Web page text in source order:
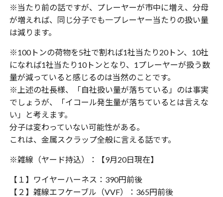
※当たり前の話ですが、プレーヤーが市中に増え、分母
が増えれば、同じ分子でも一プレーヤー当たりの扱い量
は減ります。
※100トンの荷物を5社で割れば1社当たり20トン、10社
になれば1社当たり10トンとなり、1プレーヤーが扱う数
量が減っていると感じるのは当然のことです。
※上述の社長様、「自社扱い量が落ちている」のは事実
でしょうが、「イコール発生量が落ちているとは言えな
い」と考えます。
分子は変わっていない可能性がある。
これは、金属スクラップ全般に言える話です。
※雑線（ヤード持込）：【9月20日現在】
【１】ワイヤーハーネス：390円前後
【２】雑線エフケーブル（VVF）：365円前後